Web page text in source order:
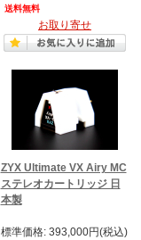
送料無料
お取り寄せ
ZYX Ultimate VX Airy MC
ステレオカートリッジ 日
本製
標準価格: 393,000円(税込)